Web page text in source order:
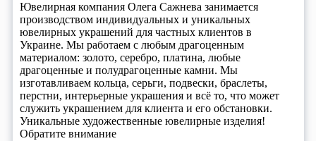
Ювелирная компания Олега Сажнева занимается
производством индивидуальных и уникальных
ювелирных украшений для частных клиентов в
Украине. Мы работаем с любым драгоценным
материалом: золото, серебро, платина, любые
драгоценные и полудрагоценные камни. Мы
изготавливаем кольца, серьги, подвески, браслеты,
перстни, интерьерные украшения и всё то, что может
служить украшением для клиента и его обстановки.
Уникальные художественные ювелирные изделия!
Обратите внимание